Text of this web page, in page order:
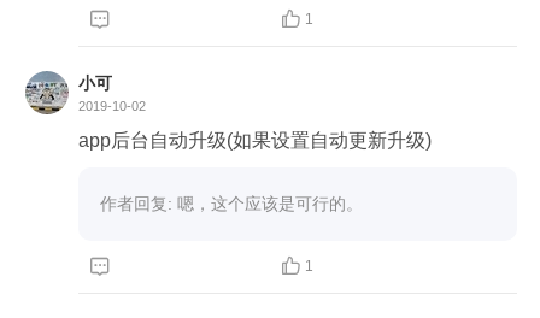
  1
小可
2019-10-02
app后台自动升级(如果设置自动更新升级)
作者回复: 嗯，这个应该是可行的。
  1